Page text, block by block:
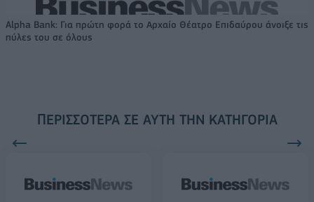
Alpha Bank: Για πρώτη φορά το Αρχαίο Θέατρο Επιδαύρου άνοιξε τις
πύλες του σε όλους
ΠΕΡΙΣΣΌΤΕΡΑ ΣΕ ΑΥΤΉ ΤΗΝ ΚΑΤΗΓΟΡΊΑ